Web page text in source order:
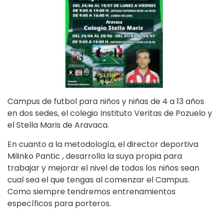
Campus de futbol para niños y niñas de 4 a 13 años
en dos sedes, el colegio Instituto Veritas de Pozuelo y
el Stella Maris de Aravaca.
En cuanto a la metodología, el director deportiva
Milinko Pantic , desarrolla la suya propia para
trabajar y mejorar el nivel de todos los niños sean
cual sea el que tengas al comenzar el Campus.
Como siempre tendremos entrenamientos
específicos para porteros.